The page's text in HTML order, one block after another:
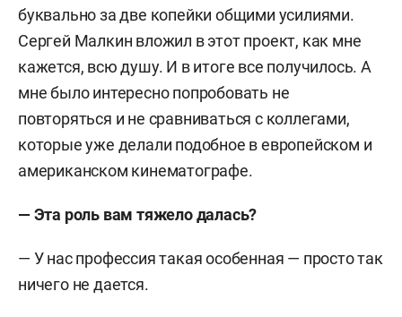
буквально за две копейки общими усилиями.
Сергей Малкин вложил в этот проект, как мне
кажется, всю душу. И в итоге все получилось. А
мне было интересно попробовать не
повторяться и не сравниваться с коллегами,
которые уже делали подобное в европейском и
американском кинематографе.
— Эта роль вам тяжело далась?
— У нас профессия такая особенная — просто так
ничего не дается.